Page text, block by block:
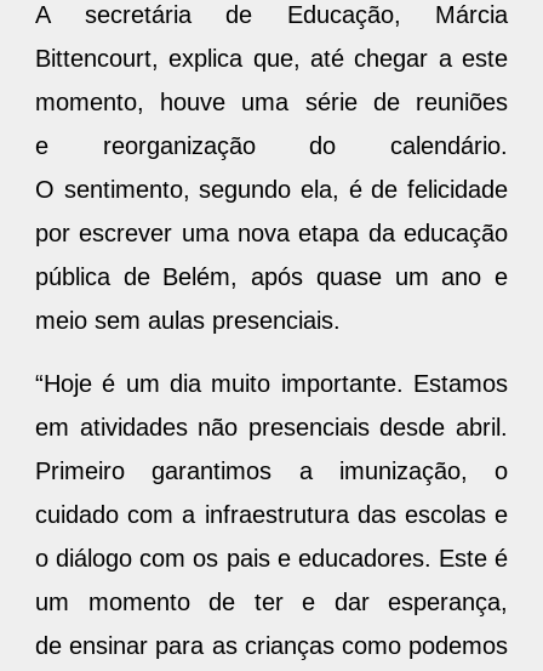
A secretária de Educação, Márcia
Bittencourt, explica que, até chegar a este
momento, houve uma série de reuniões
e reorganização do calendário.
O sentimento, segundo ela, é de felicidade
por escrever uma nova etapa da educação
pública de Belém, após quase um ano e
meio sem aulas presenciais.
“Hoje é um dia muito importante. Estamos
em atividades não presenciais desde abril.
Primeiro garantimos a imunização, o
cuidado com a infraestrutura das escolas e
o diálogo com os pais e educadores. Este é
um momento de ter e dar esperança,
de ensinar para as crianças como podemos